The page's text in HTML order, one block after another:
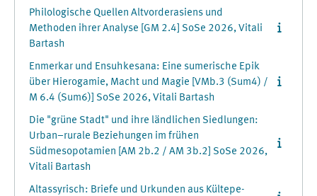
Philologische Quellen Altvorderasiens und
Methoden ihrer Analyse [GM 2.4] SoSe 2026, Vitali
Bartash
Enmerkar und Ensuhkesana: Eine sumerische Epik
über Hierogamie, Macht und Magie [VMb.3 (Sum4) /
M 6.4 (Sum6)] SoSe 2026, Vitali Bartash
Die "grüne Stadt" und ihre ländlichen Siedlungen:
Urban–rurale Beziehungen im frühen
Südmesopotamien [AM 2b.2 / AM 3b.2] SoSe 2026,
Vitali Bartash
Altassyrisch: Briefe und Urkunden aus Kültepe-